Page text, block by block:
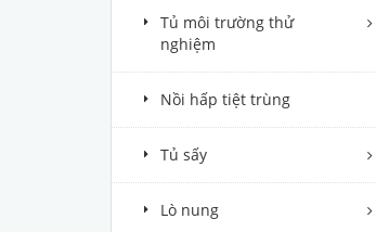
Tủ môi trường thử
nghiệm
Nồi hấp tiệt trùng
Tủ sấy
Lò nung